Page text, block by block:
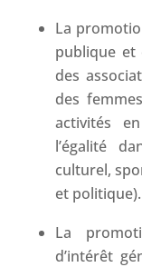
La
publique et
des
des
activités
l’égalité
culturel,
et politique).
La
d’intérêt